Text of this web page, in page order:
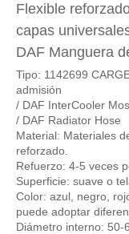
Flexible
capas
DAF Manguera
Tipo: 1142699
admisión
/ DAF InterCooler
/ DAF Radiator Hose
Material: Materiales
reforzado.
Refuerzo: 4-5 veces
Superficie: suave o
Color: azul, negro,
puede adoptar
Diámetro interno: 50-